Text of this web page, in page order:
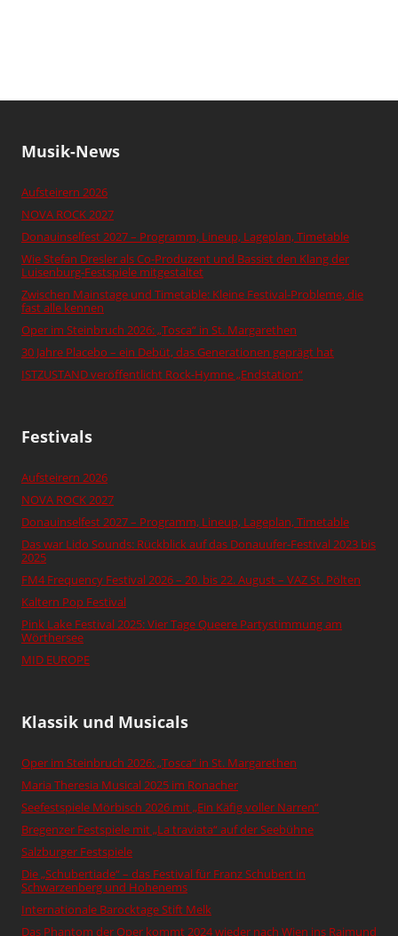
Musik-News
Aufsteirern 2026
NOVA ROCK 2027
Donauinselfest 2027 – Programm, Lineup, Lageplan, Timetable
Wie Stefan Dresler als Co-Produzent und Bassist den Klang der
Luisenburg-Festspiele mitgestaltet
Zwischen Mainstage und Timetable: Kleine Festival-Probleme, die
fast alle kennen
Oper im Steinbruch 2026: „Tosca“ in St. Margarethen
30 Jahre Placebo – ein Debüt, das Generationen geprägt hat
ISTZUSTAND veröffentlicht Rock-Hymne „Endstation“
Festivals
Aufsteirern 2026
NOVA ROCK 2027
Donauinselfest 2027 – Programm, Lineup, Lageplan, Timetable
Das war Lido Sounds: Rückblick auf das Donauufer-Festival 2023 bis
2025
FM4 Frequency Festival 2026 – 20. bis 22. August – VAZ St. Pölten
Kaltern Pop Festival
Pink Lake Festival 2025: Vier Tage Queere Partystimmung am
Wörthersee
MID EUROPE
Klassik und Musicals
Oper im Steinbruch 2026: „Tosca“ in St. Margarethen
Maria Theresia Musical 2025 im Ronacher
Seefestspiele Mörbisch 2026 mit „Ein Käfig voller Narren“
Bregenzer Festspiele mit „La traviata“ auf der Seebühne
Salzburger Festspiele
Die „Schubertiade“ – das Festival für Franz Schubert in
Schwarzenberg und Hohenems
Internationale Barocktage Stift Melk
Das Phantom der Oper kommt 2024 wieder nach Wien ins Raimund